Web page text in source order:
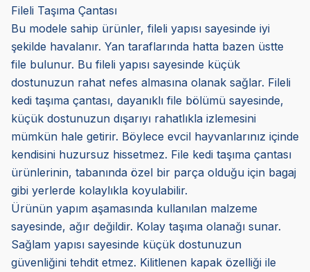
Fileli Taşıma Çantası
Bu modele sahip ürünler, fileli yapısı sayesinde iyi
şekilde havalanır. Yan taraflarında hatta bazen üstte
file bulunur. Bu fileli yapısı sayesinde küçük
dostunuzun rahat nefes almasına olanak sağlar. Fileli
kedi taşıma çantası, dayanıklı file bölümü sayesinde,
küçük dostunuzun dışarıyı rahatlıkla izlemesini
mümkün hale getirir. Böylece evcil hayvanlarınız içinde
kendisini huzursuz hissetmez. File kedi taşıma çantası
ürünlerinin, tabanında özel bir parça olduğu için bagaj
gibi yerlerde kolaylıkla koyulabilir.
Ürünün yapım aşamasında kullanılan malzeme
sayesinde, ağır değildir. Kolay taşıma olanağı sunar.
Sağlam yapısı sayesinde küçük dostunuzun
güvenliğini tehdit etmez. Kilitlenen kapak özelliği ile